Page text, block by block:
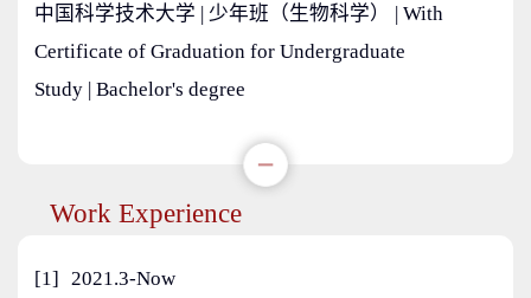
中国科学技术大学 | 少年班（生物科学） | With
Certificate of Graduation for Undergraduate
Study | Bachelor's degree
Work Experience
[1] 2021.3-Now